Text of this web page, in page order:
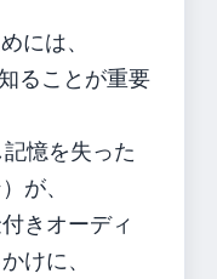
には、
ることが重要
憶を失った
が、
きオーディ
けに、